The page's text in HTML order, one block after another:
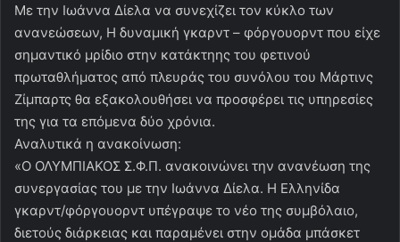
Με την Ιωάννα Δίελα να συνεχίζει τον κύκλο των
ανανεώσεων, Η δυναμική γκαρντ – φόργουορντ που είχε
σημαντικό μρίδιο στην κατάκτηης του φετινού
πρωταθλήματος από πλευράς του συνόλου του Μάρτινς
Ζίμπαρτς θα εξακολουθήσει να προσφέρει τις υπηρεσίες
της για τα επόμενα δύο χρόνια.
Αναλυτικά η ανακοίνωση:
«Ο ΟΛΥΜΠΙΑΚΟΣ Σ.Φ.Π. ανακοινώνει την ανανέωση της
συνεργασίας του με την Ιωάννα Δίελα. Η Ελληνίδα
γκαρντ/φόργουορντ υπέγραψε το νέο της συμβόλαιο,
διετούς διάρκειας και παραμένει στην ομάδα μπάσκετ